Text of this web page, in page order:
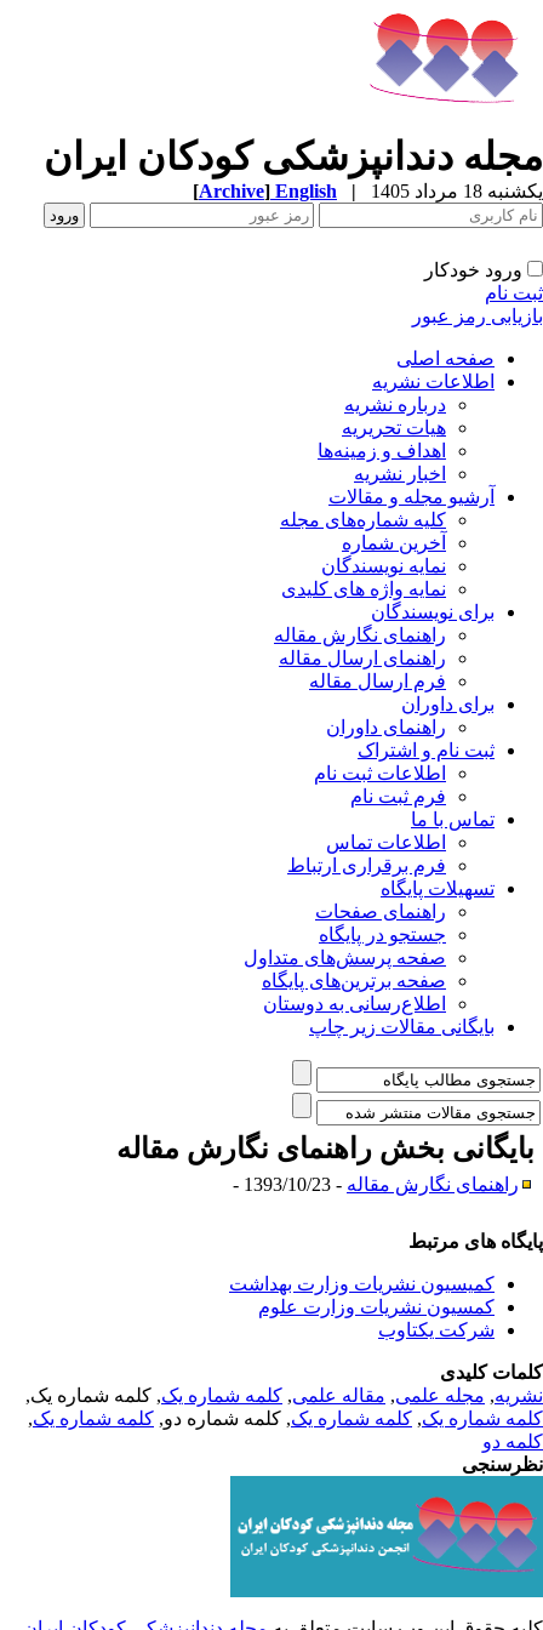
دندانپزشکی کودکان ایران
18 مرداد 1405 |
English
[Archive]
ورود خودکار
نام
رمز عبور
صفحه اصلی
اطلاعات نشریه
درباره نشریه
هیات تحریریه
اهداف و زمینه‌ها
اخبار نشریه
آرشیو مجله و مقالات
کلیه شماره‌های مجله
آخرین شماره
نمایه نویسندگان
نمایه واژه های کلیدی
برای نویسندگان
راهنمای نگارش مقاله
راهنمای ارسال مقاله
فرم ارسال مقاله
برای داوران
راهنمای داوران
ثبت نام و اشتراک
اطلاعات ثبت نام
فرم ثبت نام
تماس با ما
اطلاعات تماس
فرم برقراری ارتباط
تسهیلات پایگاه
راهنمای صفحات
جستجو در پایگاه
صفحه پرسش‌های متداول
صفحه برترین‌های پایگاه
اطلاع‌رسانی به دوستان
بایگانی مقالات زیر چاپ
بخش راهنمای نگارش مقاله
راهنمای نگارش مقاله- 1393/10/23 -
های مرتبط
کمیسیون نشریات وزارت بهداشت
کمسیون نشریات وزارت علوم
شرکت یکتاوب
کلیدی
,مجله علمی, مقاله علمی, کلمه شماره یک, کلمه شماره یک,
شماره یک,کلمه شماره یک, کلمه شماره دو,کلمه شماره یک,
دو